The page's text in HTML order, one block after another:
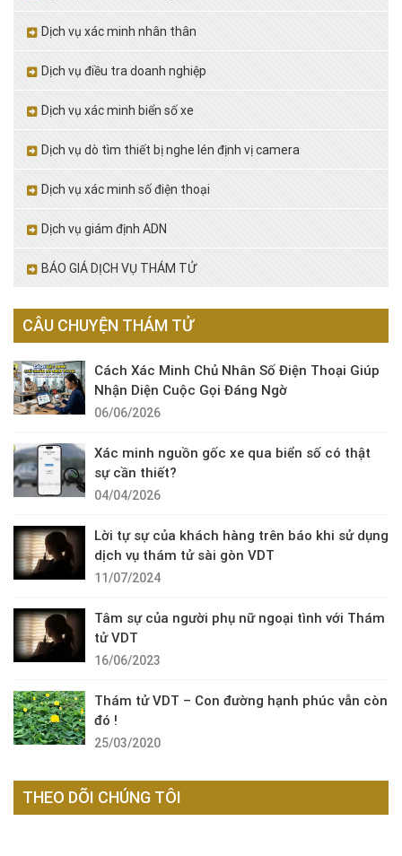
Dịch vụ xác minh nhân thân
Dịch vụ điều tra doanh nghiệp
Dịch vụ xác minh biển số xe
Dịch vụ dò tìm thiết bị nghe lén định vị camera
Dịch vụ xác minh số điện thoại
Dịch vụ giám định ADN
BÁO GIÁ DỊCH VỤ THÁM TỬ
CÂU CHUYỆN THÁM TỬ
Cách Xác Minh Chủ Nhân Số Điện Thoại Giúp
Nhận Diện Cuộc Gọi Đáng Ngờ
06/06/2026
Xác minh nguồn gốc xe qua biển số có thật
sự cần thiết?
04/04/2026
Lời tự sự của khách hàng trên báo khi sử dụng
dịch vụ thám tử sài gòn VDT
11/07/2024
Tâm sự của người phụ nữ ngoại tình với Thám
tử VDT
16/06/2023
Thám tử VDT – Con đường hạnh phúc vẫn còn
đó !
25/03/2020
THEO DÕI CHÚNG TÔI